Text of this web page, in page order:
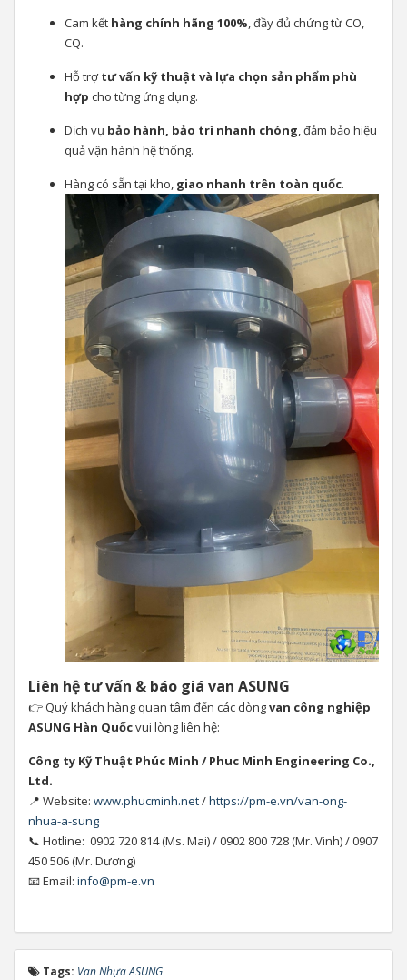
Cam kết hàng chính hãng 100%, đầy đủ chứng từ CO,
CQ.
Hỗ trợtư vấn kỹ thuật và lựa chọn sản phẩm phù
hợp cho từng ứng dụng.
Dịch vụ bảo hành, bảo trì nhanh chóng, đảm bảo hiệu
quả vận hành hệ thống.
Hàng có sẵn tại kho, giao nhanh trên toàn quốc.
Liên hệ tư vấn & báo giá van ASUNG
👉 Quý khách hàng quan tâm đến các dòngvan công nghiệp
ASUNG Hàn Quốcvui lòng liên hệ:
Công ty Kỹ Thuật Phúc Minh / Phuc Minh Engineering Co.,
Ltd.
📍 Website: www.phucminh.net/https://pm-e.vn/van-ong-
nhua-a-sung
📞 Hotline: 0902 720 814 (Ms. Mai) / 0902 800 728 (Mr. Vinh) / 0907
450 506 (Mr. Dương)
📧 Email: info@pm-e.vn
Tags: Van Nhựa ASUNG